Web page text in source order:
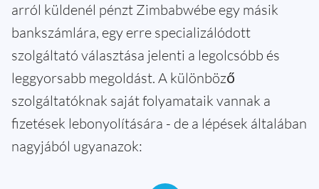
arról küldenél pénzt Zimbabwébe egy másik
bankszámlára, egy erre specializálódott
szolgáltató választása jelenti a legolcsóbb és
leggyorsabb megoldást. A különböző
szolgáltatóknak saját folyamataik vannak a
fizetések lebonyolítására - de a lépések általában
nagyjából ugyanazok: